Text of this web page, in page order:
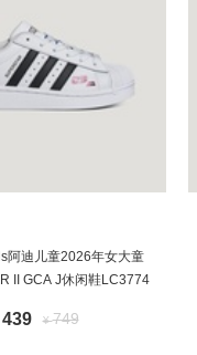
阿迪儿童2026年女大童
II GCA J休闲鞋LC3774
439 ¥749